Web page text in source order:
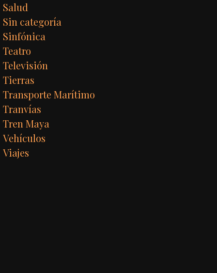
Salud
Sin categoría
Sinfónica
Teatro
Televisión
Tierras
Transporte Marítimo
Tranvías
Tren Maya
Vehículos
Viajes